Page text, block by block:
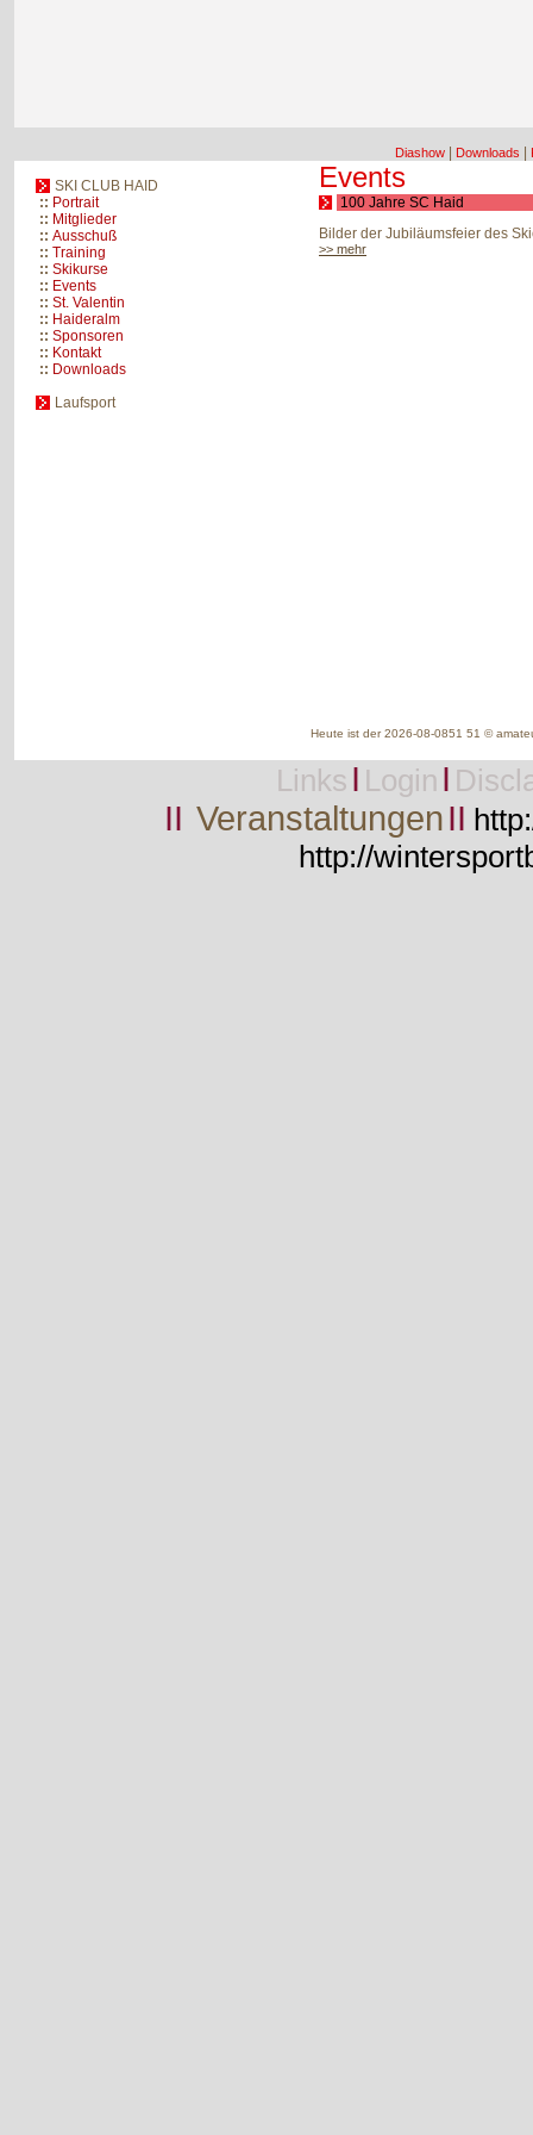
Diashow| Downloads
SKI CLUB HAID
:: Portrait
:: Mitglieder
:: Ausschuß
:: Training
:: Skikurse
:: Events
:: St. Valentin
:: Haideralm
:: Sponsoren
:: Kontakt
:: Downloads
Laufsport
Events
100 Jahre SC Haid
Bilder der Jubiläumsfeier des
>> mehr
Heute ist der 2026-08-0851 51 ©
Links I Login I
II VeranstaltungenII
http://